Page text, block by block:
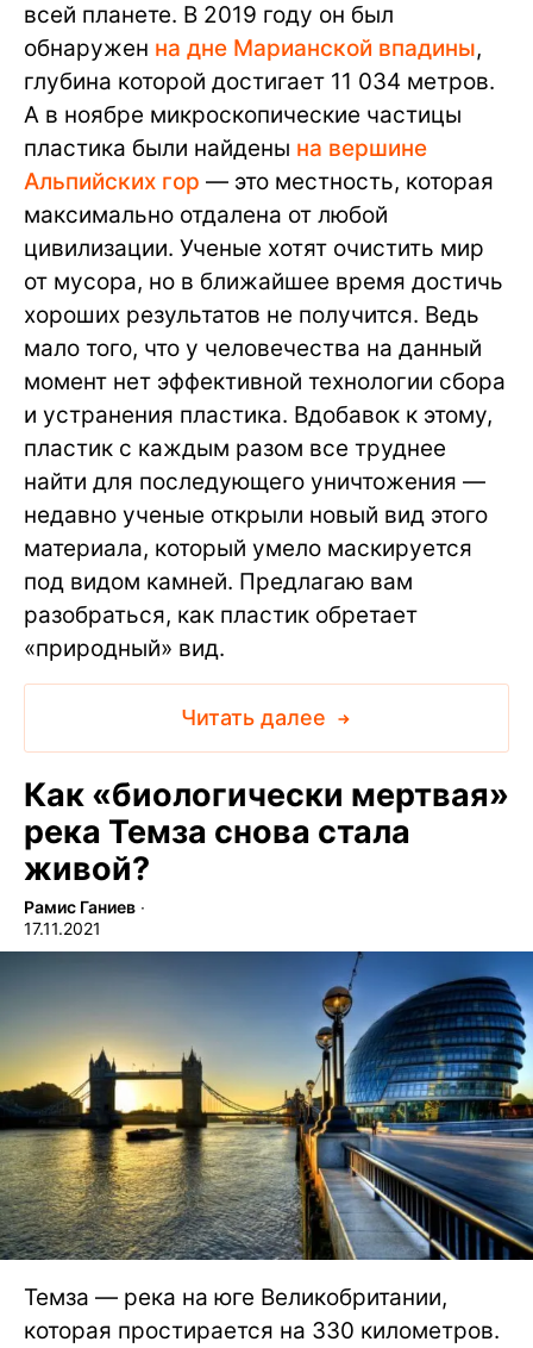
всей планете. В 2019 году он был
обнаружен на дне Марианской впадины,
глубина которой достигает 11 034 метров.
А в ноябре микроскопические частицы
пластика были найдены на вершине
Альпийских гор — это местность, которая
максимально отдалена от любой
цивилизации. Ученые хотят очистить мир
от мусора, но в ближайшее время достичь
хороших результатов не получится. Ведь
мало того, что у человечества на данный
момент нет эффективной технологии сбора
и устранения пластика. Вдобавок к этому,
пластик с каждым разом все труднее
найти для последующего уничтожения —
недавно ученые открыли новый вид этого
материала, который умело маскируется
под видом камней. Предлагаю вам
разобраться, как пластик обретает
«природный» вид.
Читать далее
Как «биологически мертвая»
река Темза снова стала
живой?
Рамис Ганиев ∙
17.11.2021
Темза — река на юге Великобритании,
которая простирается на 330 километров.